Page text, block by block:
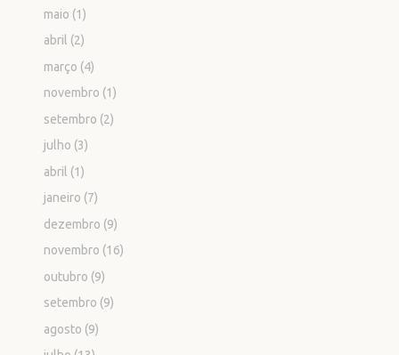
maio (1)
abril (2)
março (4)
novembro (1)
setembro (2)
julho (3)
abril (1)
janeiro (7)
dezembro (9)
novembro (16)
outubro (9)
setembro (9)
agosto (9)